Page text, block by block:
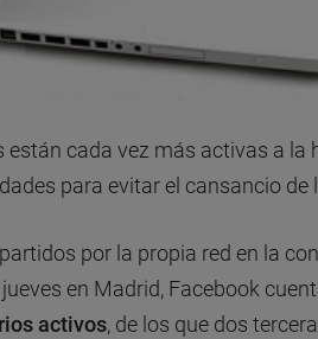
están cada vez más activas a
para evitar el cansancio de
por la propia red en la
en Madrid, Facebook
activos, de los que dos